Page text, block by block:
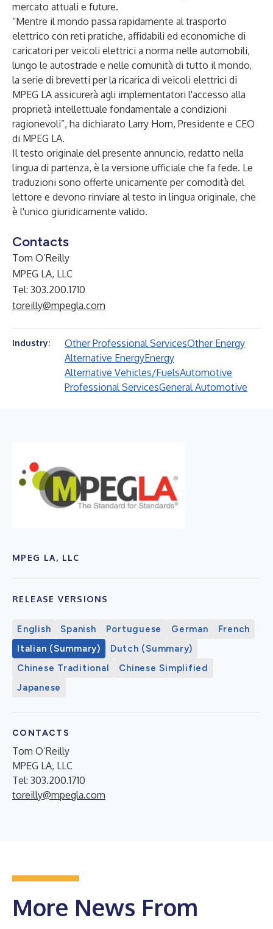
mercato attuali e future.
“Mentre il mondo passa rapidamente al trasporto
elettrico con reti pratiche, affidabili ed economiche di
caricatori per veicoli elettrici a norma nelle automobili,
lungo le autostrade e nelle comunità di tutto il mondo,
la serie di brevetti per la ricarica di veicoli elettrici di
MPEG LA assicurerà agli implementatori l'accesso alla
proprietà intellettuale fondamentale a condizioni
ragionevoli”, ha dichiarato Larry Horn, Presidente e CEO
di MPEG LA.
Il testo originale del presente annuncio, redatto nella
lingua di partenza, è la versione ufficiale che fa fede. Le
traduzioni sono offerte unicamente per comodità del
lettore e devono rinviare al testo in lingua originale, che
è l'unico giuridicamente valido.
Contacts
Tom O’Reilly
MPEG LA, LLC
Tel: 303.200.1710
toreilly@mpegla.com
Industry: Other Professional ServicesOther Energy
Alternative EnergyEnergy
Alternative Vehicles/FuelsAutomotive
Professional ServicesGeneral Automotive
MPEG LA, LLC
RELEASE VERSIONS
English Spanish Portuguese German
French
Italian (Summary)
Dutch (Summary)
Chinese Traditional
Chinese Simplified
Japanese
CONTACTS
Tom O’Reilly
MPEG LA, LLC
Tel: 303.200.1710
toreilly@mpegla.com
More News From